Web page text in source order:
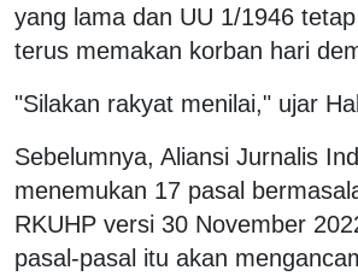
yang lama dan UU 1/1946
terus memakan korban hari
"Silakan rakyat menilai," ujar
Sebelumnya, Aliansi Jurnalis
menemukan 17 pasal
RKUHP versi 30 November
pasal-pasal itu akan